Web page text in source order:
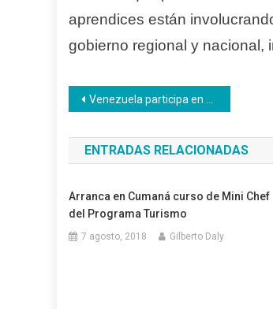
aprendices están
gobierno regional y nacional,
Navegación
de
entradas
Venezuela participa en el “X Congreso Nacional Innovación Pedagógica en la Educación Técnica” para docentes de la ETFP
ENTRADAS RELACIONADAS
Arranca en Cumaná curso de Mini Chef
del Programa Turismo
7 agosto, 2018 Gilberto Daly